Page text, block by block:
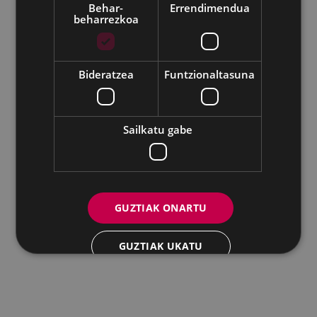
Udalaren sare sozial guztiak
Eibarko Andretxea - Isasi kalea, 11 | 20600 Eibar
Andretxea: 943 54 39 38Berdintasuna: 943 70 84 40
andretxea@eibar.eus
berdintasuna@eibar.eus
IFZ: P2003100A | DIR3 L01200300
Behar-
beharrezkoa
Errendimendua
Bideratzea Funtzionaltasuna
Sailkatu gabe
GUZTIAK ONARTU
GUZTIAK UKATU